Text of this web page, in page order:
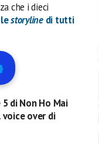
che i dieci
lestorylinedi tutti
di Non Ho Mai
over di